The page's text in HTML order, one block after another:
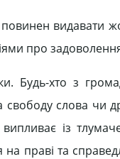
повинен
про
Будь-хто з
слова чи
із
праві та